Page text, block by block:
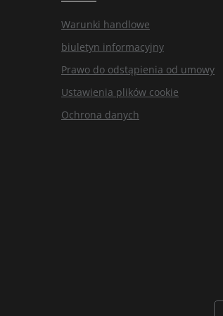
Warunki handlowe
biuletyn informacyjny
Prawo do odstąpienia od umowy
Ustawienia plików cookie
Ochrona danych